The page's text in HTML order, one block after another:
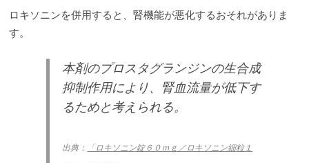
ロキソニンを併用すると、腎機能が悪化するおそれがありま
す。
本剤のプロスタグランジンの生合成
抑制作用により、腎血流量が低下す
るためと考えられる。
出典： 「ロキソニン錠６０ｍｇ／ロキソニン細粒１